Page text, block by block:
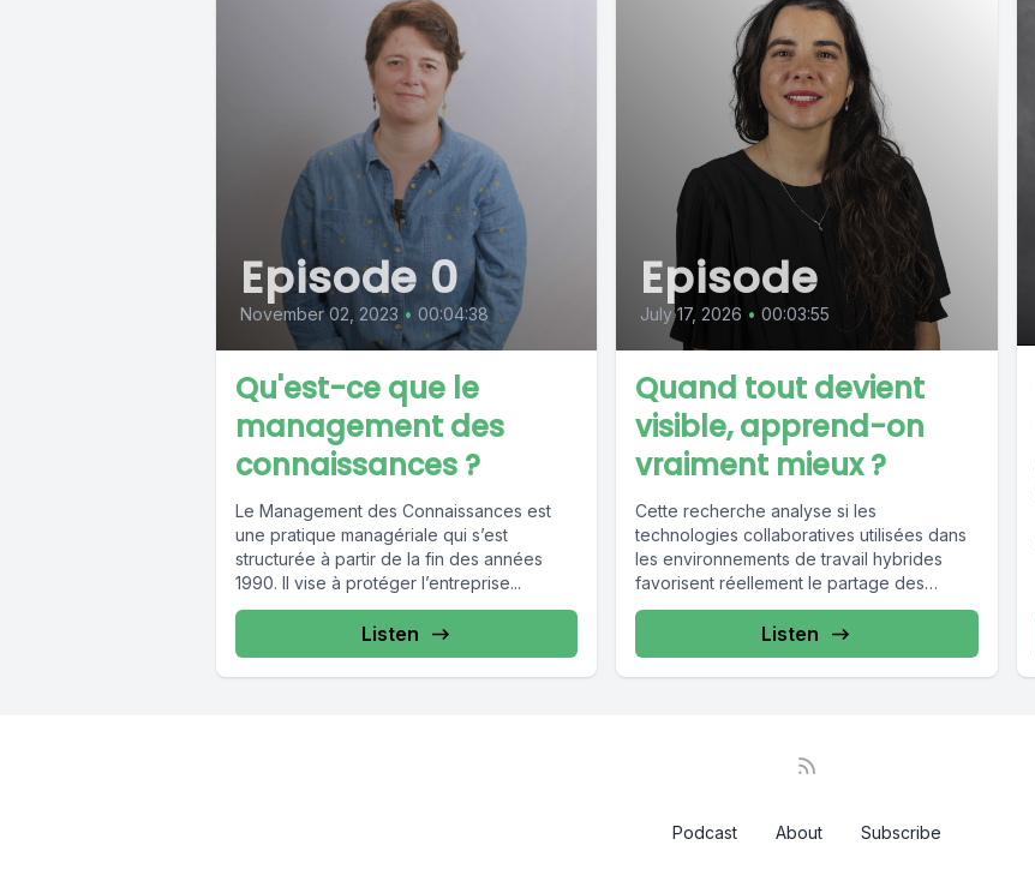
Episode 0
November 02, 2023 • 00:04:38
Qu'est-ce que le
management des
connaissances ?
Le Management des Connaissances est
une pratique managériale qui s’est
structurée à partir de la fin des années
1990. Il vise à protéger l’entreprise...
Listen
Episode
July 17, 2026 • 00:03:55
Quand tout devient
visible, apprend-on
vraiment mieux ?
Cette recherche analyse si les
technologies collaboratives utilisées dans
les environnements de travail hybrides
favorisent réellement le partage des
connaissances et l’apprentissage vicariant.
Listen
Podcast About Subscribe